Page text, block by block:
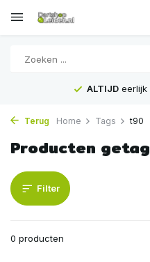
ALTIJD eerlijk
Terug Home Tags t90
Producten
Filter
0 producten